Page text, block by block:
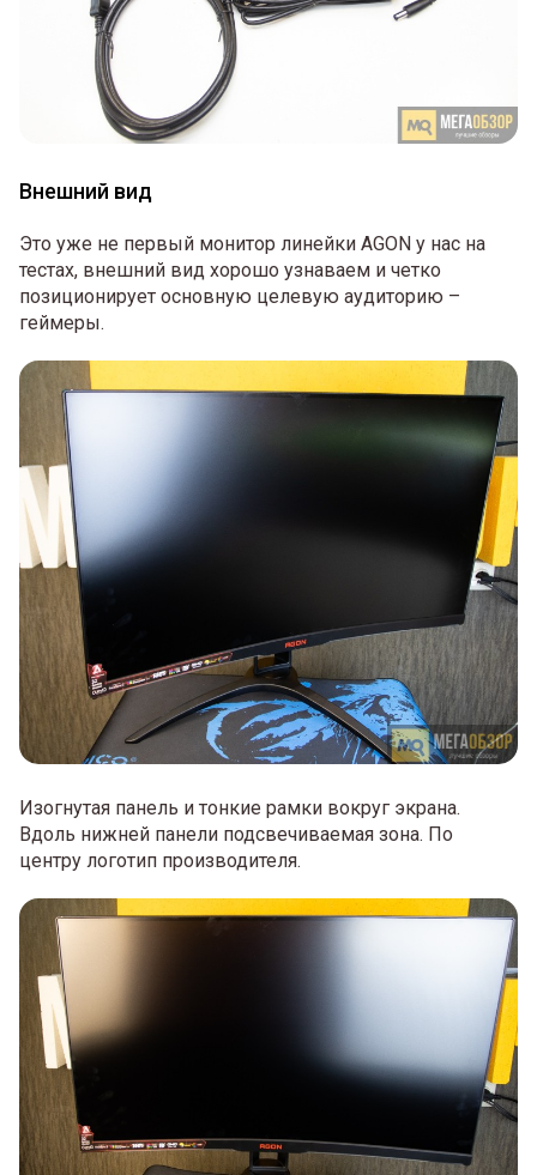
Внешний вид
Это уже не первый монитор линейки AGON у нас на
тестах, внешний вид хорошо узнаваем и четко
позиционирует основную целевую аудиторию –
геймеры.
Изогнутая панель и тонкие рамки вокруг экрана.
Вдоль нижней панели подсвечиваемая зона. По
центру логотип производителя.